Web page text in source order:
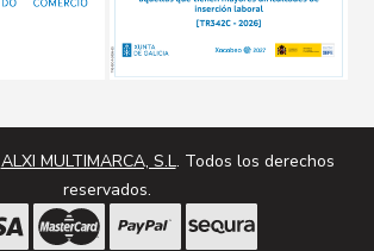
ALXI MULTIMARCA, S.L. Todos los derechos
reservados.